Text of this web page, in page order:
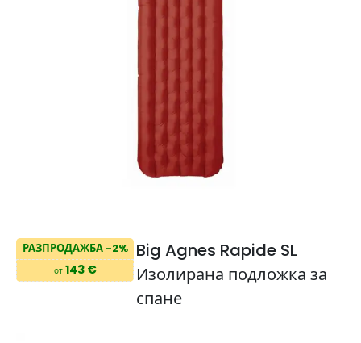
РАЗПРОДАЖБА -2%
от143 €
Big Agnes Rapide SL
Изолирана подложка за
спане